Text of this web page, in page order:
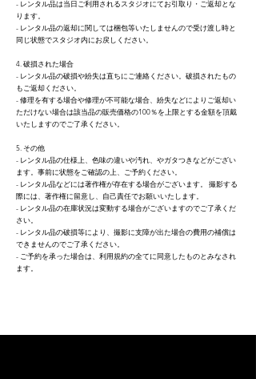
- レンタル品は当日ご利用されるスタジオにてお引取り・ご返却とな
ります。
- レンタル品の返却に関しては梱包等いたしませんので受け渡し時と
同じ状態でスタジオ内にお戻しください。
4. 破損された場合
- レンタル品の破損や紛失は直ちにご連絡ください。破損されたもの
もご返却ください。
- 修理を有する場合や修理が不可能な場合、紛失などによりご返却い
ただけない場合は該当品の販売価格の100％を上限とする金額を頂戴
いたしますのでご了承ください。
5. その他
- レンタル品の仕様上、色味の違いや汚れ、やガタつきなどがござい
ます。事前に状態をご確認の上、ご予約ください。
- レンタル品などには著作権が存在する場合がございます。 撮影する
際には、著作権に留意し、自己責任でお願いいたします。
- レンタル品の在庫状況は変動する場合がございますのでご了承くだ
さい。
- レンタル品の破損等により、撮影に支障が出た場合の費用の補償は
できませんのでご了承ください。
- ご予約を承った場合は、利用規約の全てに同意したものとみなされ
ます。